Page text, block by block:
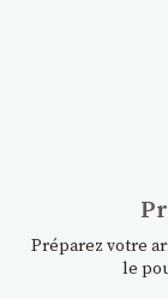
Préparez votre
le